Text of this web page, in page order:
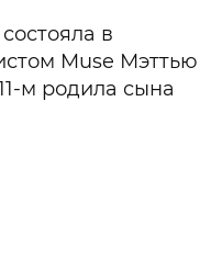
в
Muse Мэттью
м родила сына